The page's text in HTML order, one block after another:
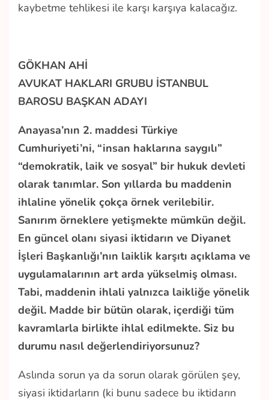
kaybetme tehlikesi ile karşı karşıya kalacağız.
GÖKHAN AHİ
AVUKAT HAKLARI GRUBU İSTANBUL
BAROSU BAŞKAN ADAYI
Anayasa’nın 2. maddesi Türkiye
Cumhuriyeti’ni, “insan haklarına saygılı”
“demokratik, laik ve sosyal” bir hukuk devleti
olarak tanımlar. Son yıllarda bu maddenin
ihlaline yönelik çokça örnek verilebilir.
Sanırım örneklere yetişmekte mümkün değil.
En güncel olanı siyasi iktidarın ve Diyanet
İşleri Başkanlığı’nın laiklik karşıtı açıklama ve
uygulamalarının art arda yükselmiş olması.
Tabi, maddenin ihlali yalnızca laikliğe yönelik
değil. Madde bir bütün olarak, içerdiği tüm
kavramlarla birlikte ihlal edilmekte. Siz bu
durumu nasıl değerlendiriyorsunuz?
Aslında sorun ya da sorun olarak görülen şey,
siyasi iktidarların (ki bunu sadece bu iktidarın